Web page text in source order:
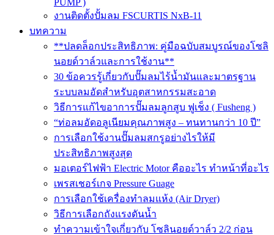
PUMP )
งานติดตั้งปั้มลม FSCURTIS NxB-11
บทความ
**ปลดล็อกประสิทธิภาพ: คู่มือฉบับสมบูรณ์ของโซลิ
นอยด์วาล์วและการใช้งาน**
30 ข้อควรรู้เกี่ยวกับปั๊มลมไร้น้ำมันและมาตรฐาน
ระบบลมอัดสำหรับอุตสาหกรรมสะอาด
วิธีการแก้ไขอาการปั๊มลมลูกสูบ ฟูเช็ง ( Fusheng )
“ท่อลมอัดอลูเนียมคุณภาพสูง – ทนทานกว่า 10 ปี”
การเลือกใช้งานปั๊มลมสกรูอย่างไรให้มี
ประสิทธิภาพสูงสุด
มอเตอร์ไฟฟ้า Electric Motor คืออะไร ทำหน้าที่อะไร
เพรสเชอร์เกจ Pressure Guage
การเลือกใช้เครื่องทำลมแห้ง (Air Dryer)
วิธีการเลือกถังแรงดันน้ำ
ทำความเข้าใจเกี่ยวกับ โซลินอยด์วาล์ว 2/2 ก่อน